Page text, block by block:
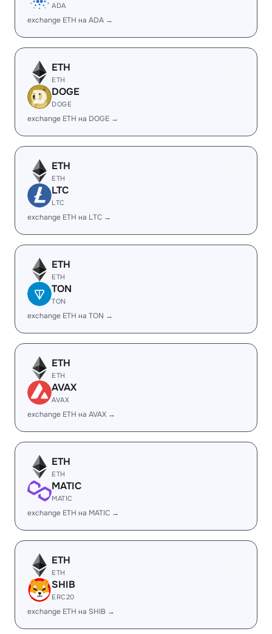
ADA
exchange ETH на ADA →
ETH
ETH
DOGE
DOGE
exchange ETH на DOGE →
ETH
ETH
LTC
LTC
exchange ETH на LTC →
ETH
ETH
TON
TON
exchange ETH на TON →
ETH
ETH
AVAX
AVAX
exchange ETH на AVAX →
ETH
ETH
MATIC
MATIC
exchange ETH на MATIC →
ETH
ETH
SHIB
ERC20
exchange ETH на SHIB →